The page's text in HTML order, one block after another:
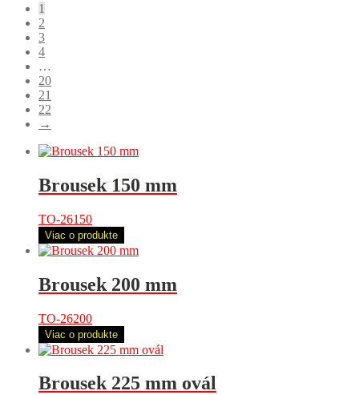
1
2
3
4
…
20
21
22
→
Brousek 150 mm
TO-26150
Viac o produkte
Brousek 200 mm
TO-26200
Viac o produkte
Brousek 225 mm ovál